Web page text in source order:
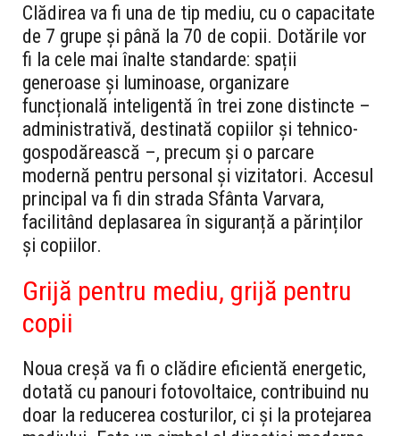
Clădirea va fi una de tip mediu, cu o capacitate
de 7 grupe și până la 70 de copii. Dotările vor
fi la cele mai înalte standarde: spații
generoase și luminoase, organizare
funcțională inteligentă în trei zone distincte –
administrativă, destinată copiilor și tehnico-
gospodărească –, precum și o parcare
modernă pentru personal și vizitatori. Accesul
principal va fi din strada Sfânta Varvara,
facilitând deplasarea în siguranță a părinților
și copiilor.
Grijă pentru mediu, grijă pentru
copii
Noua creșă va fi o clădire eficientă energetic,
dotată cu panouri fotovoltaice, contribuind nu
doar la reducerea costurilor, ci și la protejarea